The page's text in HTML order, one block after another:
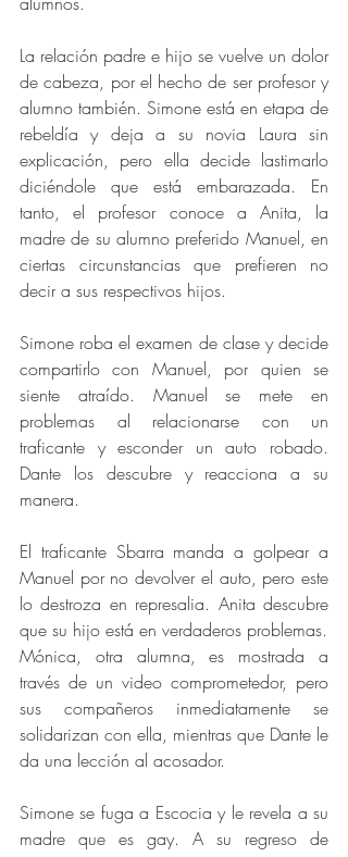
La relación padre e hijo se vuelve un dolor
de cabeza, por el hecho de ser profesor y
alumno también. Simone está en etapa de
rebeldía y deja a su novia Laura sin
explicación, pero ella decide lastimarlo
diciéndole que está embarazada. En
tanto, el profesor conoce a Anita, la
madre de su alumno preferido Manuel, en
ciertas circunstancias que prefieren no
decir a sus respectivos hijos.
Simone roba el examen de clase y decide
compartirlo con Manuel, por quien se
siente atraído. Manuel se mete en
problemas al relacionarse con un
traficante y esconder un auto robado.
Dante los descubre y reacciona a su
manera.
El traficante Sbarra manda a golpear a
Manuel por no devolver el auto, pero este
lo destroza en represalia. Anita descubre
que su hijo está en verdaderos problemas.
Mónica, otra alumna, es mostrada a
través de un video comprometedor, pero
sus compañeros inmediatamente se
solidarizan con ella, mientras que Dante le
da una lección al acosador.
Simone se fuga a Escocia y le revela a su
madre que es gay. A su regreso de